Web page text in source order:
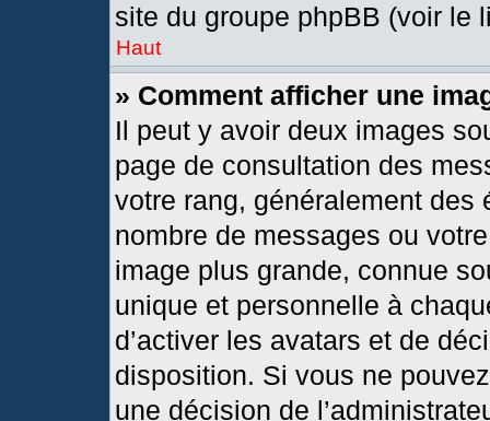
site du groupe phpBB (voir le
Haut
» Comment afficher une
Il peut y avoir deux images
page de consultation des
votre rang, généralement
nombre de messages ou
image plus grande, connue
unique et personnelle à
d’activer les avatars et de
disposition. Si vous ne
une décision de